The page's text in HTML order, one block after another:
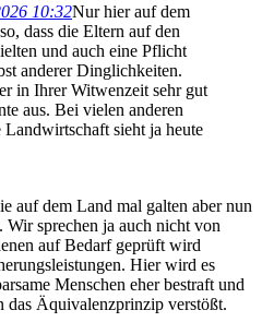
10:32Nur hier auf dem
dass die Eltern auf den
und auch eine Pflicht
anderer Dinglichkeiten.
in Ihrer Witwenzeit sehr gut
aus. Bei vielen anderen
sieht ja heute
auf dem Land mal galten aber nun
Wir sprechen ja auch nicht von
auf Bedarf geprüft wird
Hier wird es
Menschen eher bestraft und
das Äquivalenzprinzip verstößt.